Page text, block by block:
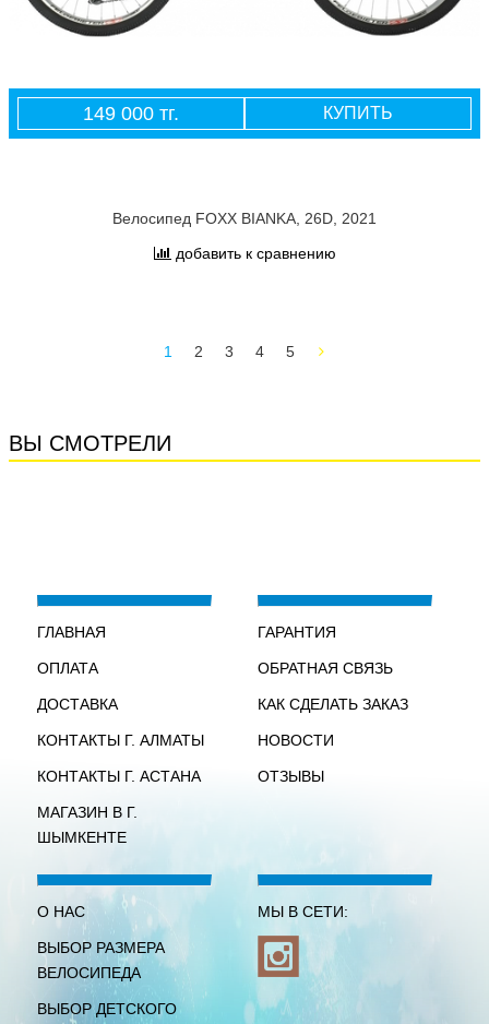
149 000 тг. КУПИТЬ
Велосипед FOXX BIANKA, 26D, 2021
добавить к сравнению
1 2 3 4 5
ВЫ СМОТРЕЛИ
ГЛАВНАЯ
ОПЛАТА
ДОСТАВКА
КОНТАКТЫ Г. АЛМАТЫ
КОНТАКТЫ Г. АСТАНА
МАГАЗИН В Г.
ШЫМКЕНТЕ
ГАРАНТИЯ
ОБРАТНАЯ СВЯЗЬ
КАК СДЕЛАТЬ ЗАКАЗ
НОВОСТИ
ОТЗЫВЫ
О НАС
ВЫБОР РАЗМЕРА
ВЕЛОСИПЕДА
ВЫБОР ДЕТСКОГО
МЫ В СЕТИ: